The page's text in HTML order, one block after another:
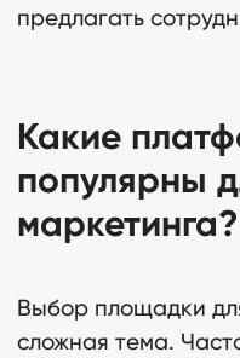
предлагать
Какие
популярны
маркетинга?
Выбор площадки
сложная тема.